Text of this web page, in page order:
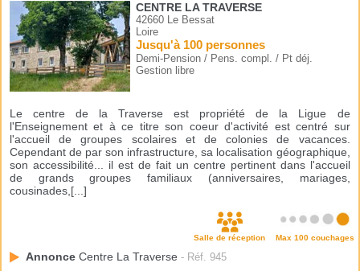
CENTRE LA TRAVERSE
42660 Le Bessat
Loire
Jusqu'à 100 personnes
Demi-Pension / Pens. compl. / Pt déj.
Gestion libre
Le centre de la Traverse est propriété de la Ligue de
l'Enseignement et à ce titre son coeur d'activité est centré sur
l'accueil de groupes scolaires et de colonies de vacances.
Cependant de par son infrastructure, sa localisation géographique,
son accessibilité... il est de fait un centre pertinent dans l'accueil
de grands groupes familiaux (anniversaires, mariages,
cousinades,[...]
Salle de réception Max 100 couchages
Annonce Centre La Traverse - Réf. 945